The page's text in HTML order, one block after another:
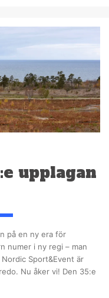
upplagan
på en ny era för
numer i ny regi – man
Sport&Event är
Nu åker vi! Den 35:e